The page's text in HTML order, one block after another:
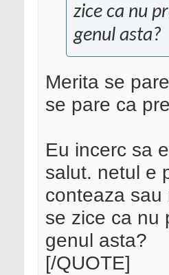
zice ca nu
genul asta?
Merita se
se pare ca
Eu incerc sa
salut. netul e
conteaza sau
se zice ca nu
genul asta?
[/QUOTE]